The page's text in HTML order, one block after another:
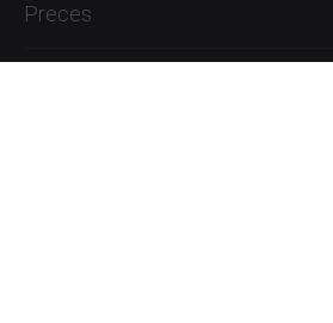
Preces